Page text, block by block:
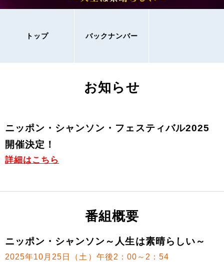
トップ バックナンバー
お知らせ
ニッポン・シャンソン・フェスティバル2025
開催決定！
詳細はこちら
番組概要
ニッポン・シャンソン～人生は素晴らしい～
2025年10月25日（土）午後2：00～2：54